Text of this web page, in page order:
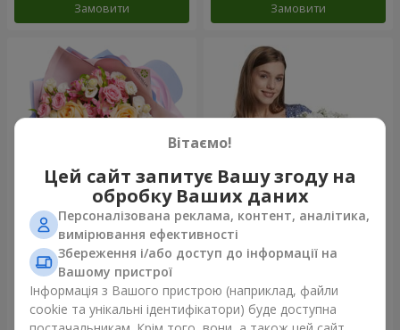
Замовити Замовити
Букет "Казка мого життя"
2 666 грн
Замовити
Кошик "Янголятко"
Замовити
Вітаємо!
Цей сайт запитує Вашу згоду на
обробку Ваших даних
Персоналізована реклама, контент, аналітика,
вимірювання ефективності
Збереження і/або доступ до інформації на
Вашому пристрої
Інформація з Вашого пристрою (наприклад, файли
cookie та унікальні ідентифікатори) буде доступна